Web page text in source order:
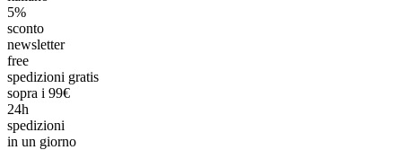
5%
sconto
newsletter
free
spedizioni gratis
sopra i 99€
24h
spedizioni
in un giorno